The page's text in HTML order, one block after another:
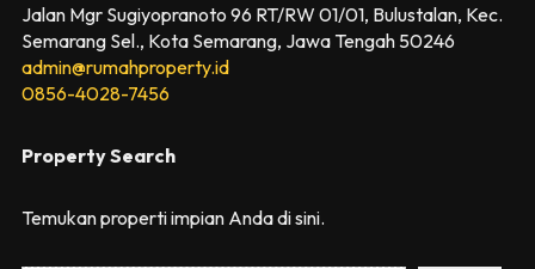
Jalan Mgr Sugiyopranoto 96 RT/RW 01/01, Bulustalan, Kec.
Semarang Sel., Kota Semarang, Jawa Tengah 50246
admin@rumahproperty.id
0856-4028-7456
Property Search
Temukan properti impian Anda di sini.